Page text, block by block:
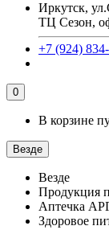
Иркутск,
ТЦ Сезон,
+7 (924)
0
В корзине
Везде
Везде
Продукция
Аптечка
Здоровое